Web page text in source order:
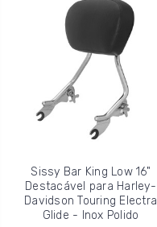
Sissy Bar King Low 16"
Destacável para Harley-
Davidson Touring Electra
Glide - Inox Polido